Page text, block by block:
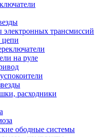
трансмиссий
цепи
на руле
расходники
ободные системы